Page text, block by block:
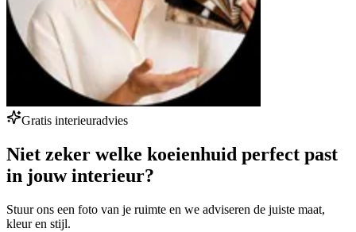
Gratis interieuradvies
Niet zeker welke koeienhuid perfect past
in jouw interieur?
Stuur ons een foto van je ruimte en we adviseren de juiste maat,
kleur en stijl.